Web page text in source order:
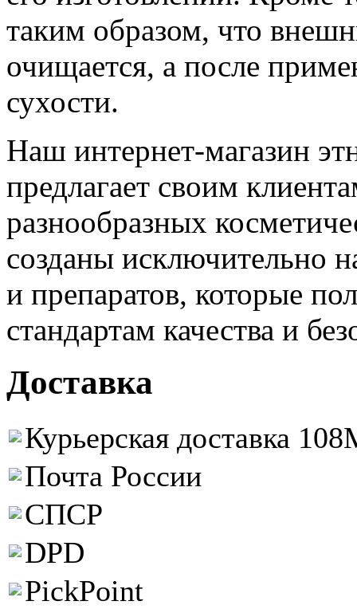
таким образом, что
очищается, а после
сухости.
Наш интернет-магазин
предлагает своим
разнообразных
созданы исключительно
и препаратов, которые
стандартам качества и
Доставка
Курьерская доставка
Почта России
СПСР
DPD
PickPoint